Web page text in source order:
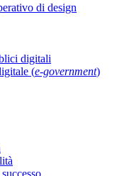
di design
digitali
(e-government)